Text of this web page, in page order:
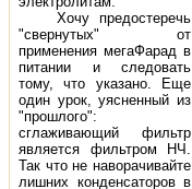
Хочу предостеречь
"свернутых" от
применения мегаФарад в
питании и следовать
тому, что указано. Еще
один урок, уясненный из
"прошлого":
сглаживающий фильтр
является фильтром НЧ.
Так что не наворачивайте
лишних конденсаторов в